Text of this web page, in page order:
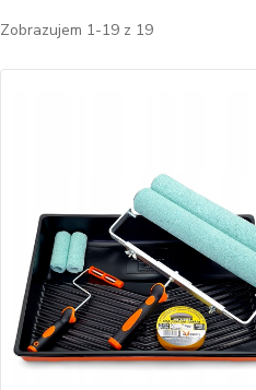
Zobrazujem 1-19 z 19